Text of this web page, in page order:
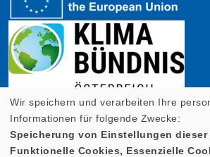
Wir speichern und verarbeiten Ihre
Informationen für folgende Zwecke:
Speicherung von Einstellungen dieser
Funktionelle Cookies, Essenzielle